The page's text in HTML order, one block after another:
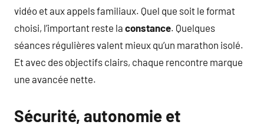
vidéo et aux appels familiaux. Quel que soit le format
choisi, l’important reste la constance. Quelques
séances régulières valent mieux qu’un marathon isolé.
Et avec des objectifs clairs, chaque rencontre marque
une avancée nette.
Sécurité, autonomie et